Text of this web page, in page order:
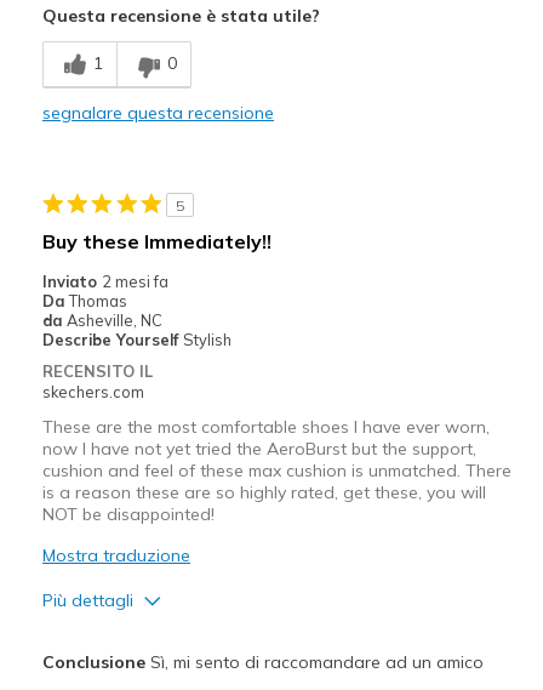
Breathe Well
Comfortable
Casual Wear
Width
Sizing
Feels true to size
View On Shoes
Questa recensione è stata utile?
1 0
segnalare questa recensione
5
Buy these Immediately!!
Inviato 2 mesi fa
Da Thomas
da Asheville, NC
Describe Yourself Stylish
RECENSITO IL
skechers.com
These are the most comfortable shoes I have ever worn,
now I have not yet tried the AeroBurst but the support,
cushion and feel of these max cushion is unmatched. There
is a reason these are so highly rated, get these, you will
NOT be disappointed!
Mostra traduzione
Più dettagli
ConclusioneSì, mi sento di raccomandare ad un amico